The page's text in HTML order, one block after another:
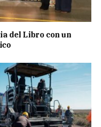
del Libro con un